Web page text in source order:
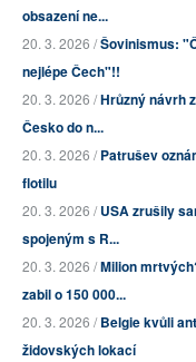
obsazení ne...
20. 3. 2026 /Šovinismus:
nejlépe Čech"!!
20. 3. 2026 /Hrůzný návrh
Česko do n...
20. 3. 2026 /Patrušev
flotilu
20. 3. 2026 /USA zrušily
spojeným s R...
20. 3. 2026 /Milion
zabil o 150 000...
20. 3. 2026 /Belgie kvůli
židovských lokací